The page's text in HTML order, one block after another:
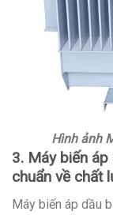
Hình ảnh
3. Máy biến
chuẩn về chất
Máy biến áp dầu